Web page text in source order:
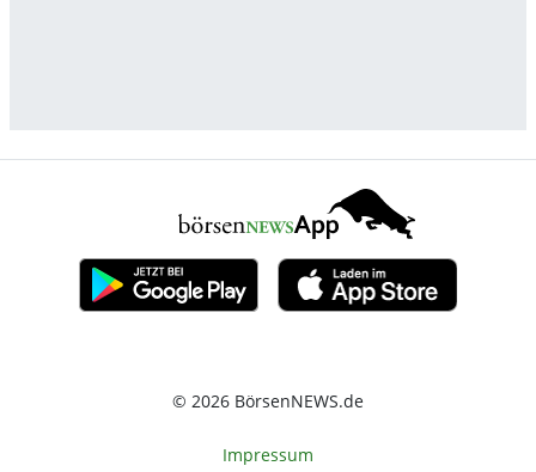
© 2026 BörsenNEWS.de
Impressum